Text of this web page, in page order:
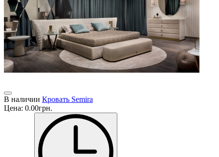
В наличии Кровать Semira
Цена: 0.00грн.